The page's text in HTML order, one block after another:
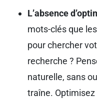
L’absence
mots-clés que
pour chercher
recherche ?
naturelle, sans
traîne.